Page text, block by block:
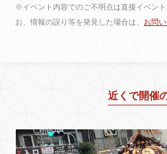
※イベント内容でのご不明点は直接イベン
お、情報の誤り等を発見した場合は、 お問
近くで開催